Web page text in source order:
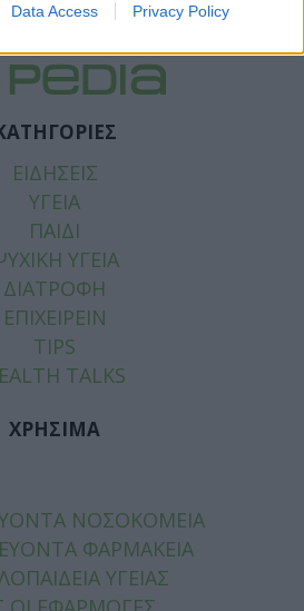
Data Access Privacy Policy
ΕΙΔΗΣΕΙΣ
ΥΓΕΙΑ
ΠΑΙΔΙ
ΥΓΕΙΑ
ΔΙΑΤΡΟΦΗ
ΕΠΙΧΕΙΡΕΙΝ
TIPS
TALKS
ΧΡΗΣΙΜΑ
ΝΟΣΟΚΟΜΕΙΑ
ΦΑΡΜΑΚΕΙΑ
ΥΓΕΙΑΣ